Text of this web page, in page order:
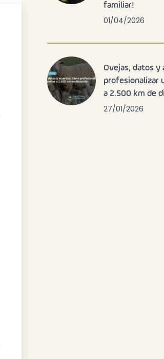
familiar!
01/04/2026
Ovejas, datos y
profesionalizar
a 2.500 km de
27/01/2026